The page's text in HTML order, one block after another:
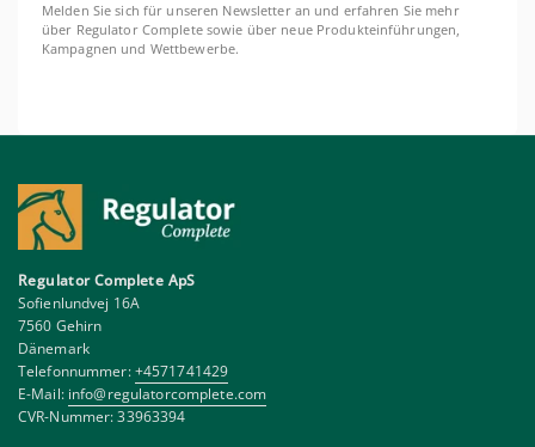
Melden Sie sich für unseren Newsletter an und erfahren Sie mehr
über Regulator Complete sowie über neue Produkteinführungen,
Kampagnen und Wettbewerbe.
Regulator Complete ApS
Sofienlundvej 16A
7560 Gehirn
Dänemark
Telefonnummer:+4571741429
E-Mail: info@regulatorcomplete.com
CVR-Nummer: 33963394